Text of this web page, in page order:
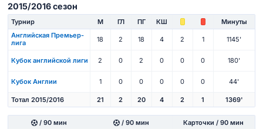
2015/2016 сезон
Турнир М ГЛ ПГ КШ
Минуты
Английская Премьер-
лига
18 2 18 4 2 1 1145'
Кубок английской лиги 2 0 2 0 0 0 180'
Кубок Англии 1 0 0 0 0 0 44'
Тотал 2015/2016 21 2 20 4 2 1 1369'
/ 90 мин / 90 мин Карточки / 90 мин